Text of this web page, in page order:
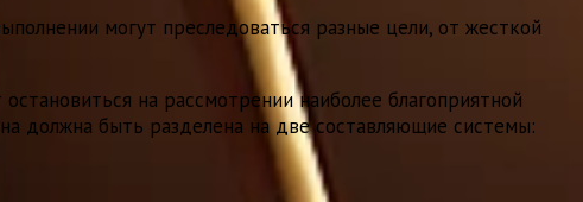
могут преследоваться разные цели, от жесткой
на рассмотрении наиболее благоприятной
должна быть разделена на две составляющие системы: